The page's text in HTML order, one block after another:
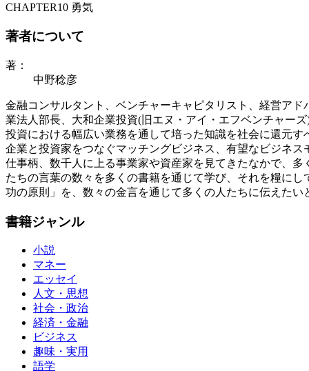
CHAPTER10 勇気
著者について
著：
中野稔彦
金融コンサルタント、ベンチャーキャピタリスト、経営ア
業法人部長、大和企業投資(旧エヌ・アイ・エフベンチャー
投資における幅広い業務を通して培った知識を社会に還元
企業と投資家をつなぐマッチングビジネス、有望なビジネ
仕事柄、数千人に上る事業家や資産家を見てきたなかで、
たちの言葉の数々を多くの書籍を通じて学び、それを糧に
功の原則」を、数々の金言を通じて多くの人たちに伝えたい
書籍ジャンル
小説
マネー
エッセイ
人文・思想
社会・政治
経済・金融
ビジネス
趣味・実用
語学